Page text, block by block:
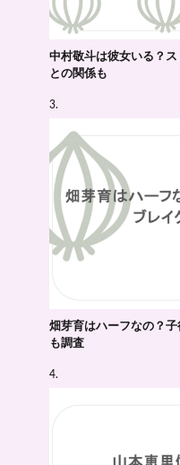
中村敬斗は彼女いる？
との関係も
畑芽育はハーフなの？
も調査